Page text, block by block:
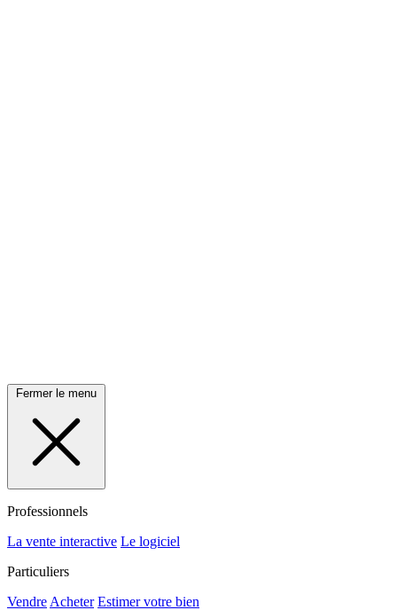
Fermer le menu
Professionnels
La vente interactive Le logiciel
Particuliers
Vendre Acheter Estimer votre bien